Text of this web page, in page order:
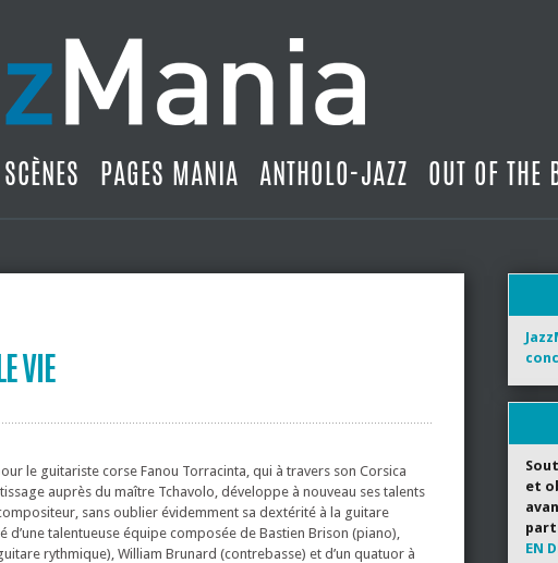
SCÈNES PAGES MANIA ANTHOLO-JAZZ OUT OF THE
VIE
le guitariste corse Fanou Torracinta, qui à travers son Corsica
auprès du maître Tchavolo, développe à nouveau ses talents
sans oublier évidemment sa dextérité à la guitare
d’une talentueuse équipe composée de Bastien Brison (piano),
rythmique), William Brunard (contrebasse) et d’un quatuor à
et
EN